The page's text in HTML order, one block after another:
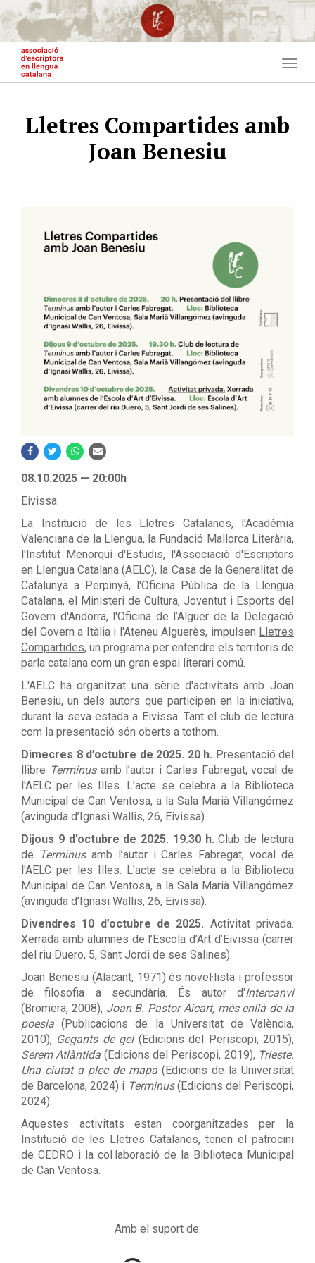
Vés
al
contingut
Lletres Compartides amb
Joan Benesiu
08.10.2025 — 20:00h
Eivissa
La Institució de les Lletres Catalanes, l'Acadèmia
Valenciana de la Llengua, la Fundació Mallorca Literària,
l'Institut Menorquí d'Estudis, l'Associació d'Escriptors
en Llengua Catalana (AELC), la Casa de la Generalitat de
Catalunya a Perpinyà, l'Oficina Pública de la Llengua
Catalana, el Ministeri de Cultura, Joventut i Esports del
Govern d'Andorra, l'Oficina de l’Alguer de la Delegació
del Govern a Itàlia i l'Ateneu Alguerès, impulsen Lletres
Compartides, un programa per entendre els territoris de
parla catalana com un gran espai literari comú.
L'AELC ha organitzat una sèrie d'activitats amb Joan
Benesiu, un dels autors que participen en la iniciativa,
durant la seva estada a Eivissa. Tant el club de lectura
com la presentació són oberts a tothom.
Dimecres 8 d’octubre de 2025. 20 h. Presentació del
llibre Terminus amb l’autor i Carles Fabregat, vocal de
l'AELC per les Illes. L'acte se celebra a la Biblioteca
Municipal de Can Ventosa, a la Sala Marià Villangómez
(avinguda d’Ignasi Wallis, 26, Eivissa).
Dijous 9 d’octubre de 2025. 19.30 h. Club de lectura
de
Terminus amb l’autor i Carles Fabregat, vocal de
l'AELC per les Illes. L'acte se celebra a la Biblioteca
Municipal de Can Ventosa, a la Sala Marià Villangómez
(avinguda d’Ignasi Wallis, 26, Eivissa).
Divendres 10 d’octubre de 2025. Activitat privada.
Xerrada amb alumnes de l’Escola d’Art d’Eivissa (carrer
del riu Duero, 5, Sant Jordi de ses Salines).
Joan Benesiu (Alacant, 1971) és novel·lista i professor
de filosofia a secundària. És autor d'Intercanvi
(Bromera, 2008), Joan B. Pastor Aicart, més enllà de la
poesia(Publicacions de la Universitat de València,
2010), Gegants de gel (Edicions del Periscopi, 2015),
Serem Atlàntida (Edicions del Periscopi, 2019), Trieste.
Una ciutat a plec de mapa (Edicions de la Universitat
de Barcelona, 2024) i Terminus(Edicions del Periscopi,
2024).
Aquestes activitats estan coorganitzades per la
Institució de les Lletres Catalanes, tenen el patrocini
de CEDRO i la col·laboració de la Biblioteca Municipal
de Can Ventosa.
Amb el suport de: